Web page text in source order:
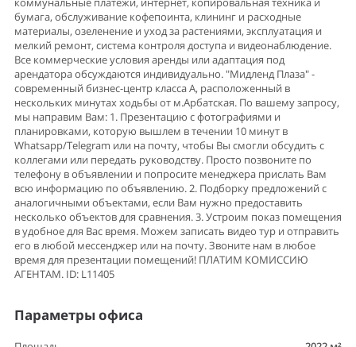
бумага, обслуживание кофепоинта, клининг и расходные
материалы, озеленение и уход за растениями, эксплуатация и
мелкий ремонт, система контроля доступа и видеонаблюдение.
Все коммерческие условия аренды или адаптация под
арендатора обсуждаются индивидуально. "Мидленд Плаза" -
современный бизнес-центр класса А, расположенный в
нескольких минутах ходьбы от м.Арбатская. По вашему запросу,
мы направим Вам: 1. Презентацию с фотографиями и
планировками, которую вышлем в течении 10 минут в
Whatsapp/Telegram или на почту, чтобы Вы смогли обсудить с
коллегами или передать руководству. Просто позвоните по
телефону в объявлении и попросите менеджера прислать Вам
всю информацию по объявлению. 2. Подборку предложений с
аналогичными объектами, если Вам нужно предоставить
несколько объектов для сравнения. 3. Устроим показ помещения
в удобное для Вас время. Можем записать видео тур и отправить
его в любой мессенджер или на почту. Звоните нам в любое
время для презентации помещений! ПЛАТИМ КОМИССИЮ
АГЕНТАМ. ID: L11405
Параметры офиса